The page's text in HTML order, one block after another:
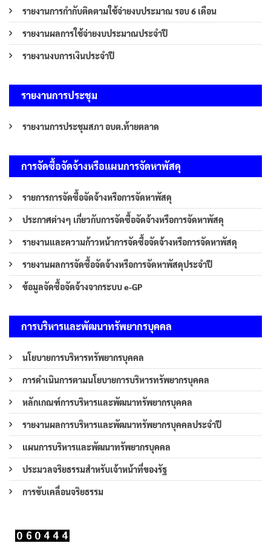
รายงานการกำกับติดตามใช้จ่ายงบประมาณ รอบ 6 เดือน
รายงานผลการใช้จ่ายงบประมาณประจำปี
รายงานงบการเงินประจำปี
รายงานการประชุม
รายงานการประชุมสภา อบต.ท้ายตลาด
การจัดซื้อจัดจ้างหรือแผนการจัดหาพัสดุ
รายการการจัดซื้อจัดจ้างหรือการจัดหาพัสดุ
ประกาศต่างๆ เกี่ยวกับการจัดซื้อจัดจ้างหรือการจัดหาพัสดุ
รายงานและความก้าวหน้าการจัดซื้อจัดจ้างหรือการจัดหาพัสดุ
รายงานผลการจัดซื้อจัดจ้างหรือการจัดหาพัสดุประจำปี
ข้อมูลจัดซื้อจัดจ้างจากระบบ e-GP
การบริหารและพัฒนาทรัพยากรบุคคล
นโยบายการบริหารทรัพยากรบุคคล
การดำเนินการตามนโยบายการบริหารทรัพยากรบุคคล
หลักเกณฑ์การบริหารและพัฒนาทรัพยากรบุคคล
รายงานผลการบริหารและพัฒนาทรัพยากรบุคคลประจำปี
แผนการบริหารและพัฒนาทรัพยากรบุคคล
ประมวลจริยธรรมสำหรับเจ้าหน้าที่ของรัฐ
การขับเคลื่อนจริยธรรม